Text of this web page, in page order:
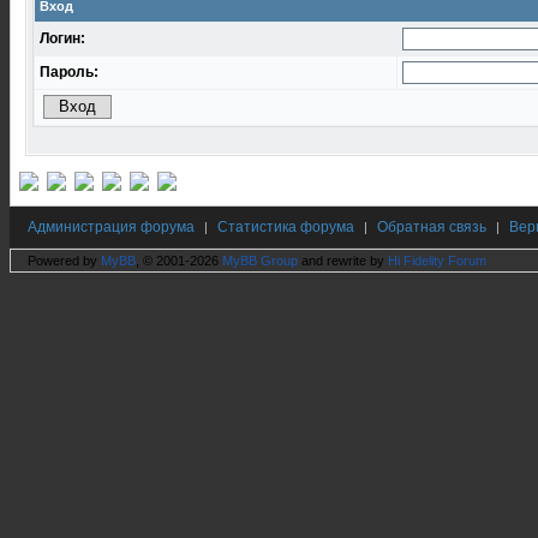
Вход
Логин:
Пароль:
Администрация форума | Статистика форума | Обратная связь |
Powered by MyBB , © 2001-2026 MyBB Group and rewrite by Hi Fidelity Forum